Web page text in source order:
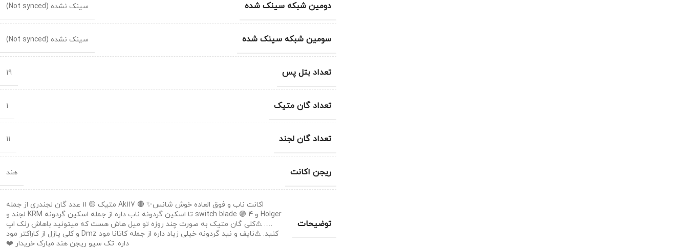
دومین شبکه سینک شده سینک نشده (Not synced)
سومین شبکه سینک شده سینک نشده (Not synced)
تعداد بتل پس 19
تعداد گان متیک 1
تعداد گان لجند 11
ریجن اکانت هند
توضیحات
اکانت ناب و فوق العاده خوش شانس✨️ 🔴 Ak117 متیک 🟡 ۱۱ عدد گان لجندری از جمله
Holger و switch blade 🟣 4 تا اسکین گردونه ناب داره از جمله اسکین گردونه KRM لجند و
…. ⚠️کلی گان متیک به صورت چند روزه تو میل هاش هست که میتونید باهاش رنک اپ
کنید. ⚠️نایف و نید گردونه خیلی زیاد داره از جمله کاتانا مود Dmz و کلی پازل از کاراکتر مود
داره. تک سیو ریجن هند مبارک خریدار ❤️